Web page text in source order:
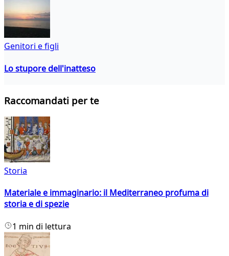
Genitori e figli
Lo stupore dell'inatteso
Raccomandati per te
Storia
Materiale e immaginario: il Mediterraneo profuma di
storia e di spezie
1 min di lettura